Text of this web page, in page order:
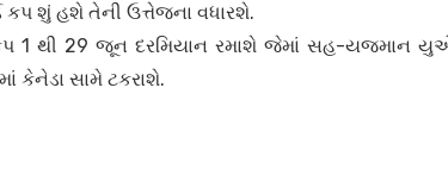
કપ શું હશે તેની ઉત્તેજના વધારશે.
1 થી 29 જૂન દરમિયાન રમાશે જેમાં સહ-યજમાન
કેનેડા સામે ટકરાશે.